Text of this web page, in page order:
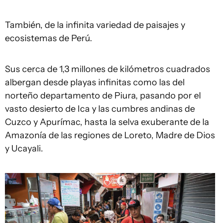
También, de la infinita variedad de paisajes y
ecosistemas de Perú.
Sus cerca de 1,3 millones de kilómetros cuadrados
albergan desde playas infinitas como las del
norteño departamento de Piura, pasando por el
vasto desierto de Ica y las cumbres andinas de
Cuzco y Apurímac, hasta la selva exuberante de la
Amazonía de las regiones de Loreto, Madre de Dios
y Ucayali.